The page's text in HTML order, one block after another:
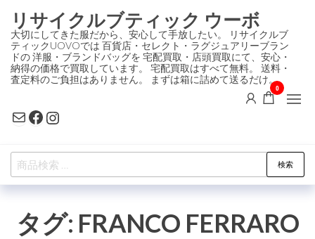
ン
テ
ン
ツ
プ
リサイクルブティック ウーボ
大切にしてきた服だから、安心して手放したい。 リサイクルブ
ティックUOVOでは 百貨店・セレクト・ラグジュアリーブラン
ドの 洋服・ブランドバッグを 宅配買取・店頭買取にて、安心・
納得の価格で買取しています。 宅配買取はすべて無料。 送料・
査定料のご負担はありません。 まずは箱に詰めて送るだけ。
MailFacebook
Instagram
0
検
索
象:
検索
タグ: FRANCO FERRARO